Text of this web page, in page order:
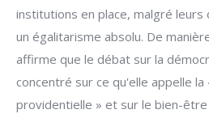
institutions en place, malgré
un égalitarisme absolu. De
affirme que le débat sur la
concentré sur ce qu'elle appelle la
providentielle » et sur le bien-